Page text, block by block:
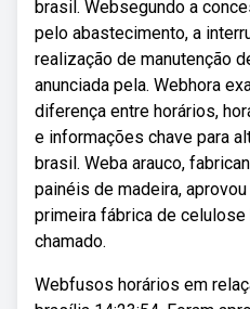
brasil. Websegundo a
pelo abastecimento, a
realização de manutenção
anunciada pela. Webhora
diferença entre horários,
e informações chave para
brasil. Weba arauco,
painéis de madeira,
primeira fábrica de celulose
chamado.
Webfusos horários em